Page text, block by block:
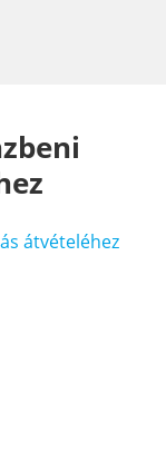
átvételéhez